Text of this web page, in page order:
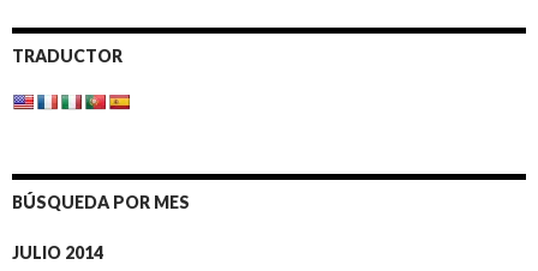
TRADUCTOR
BÚSQUEDA POR MES
JULIO 2014